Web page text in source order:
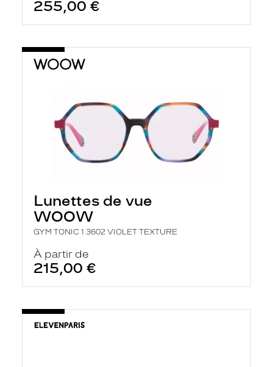
255,00 €
Lunettes de vue
WOOW
GYM TONIC 1 3602 VIOLET TEXTURE
À partir de
215,00 €